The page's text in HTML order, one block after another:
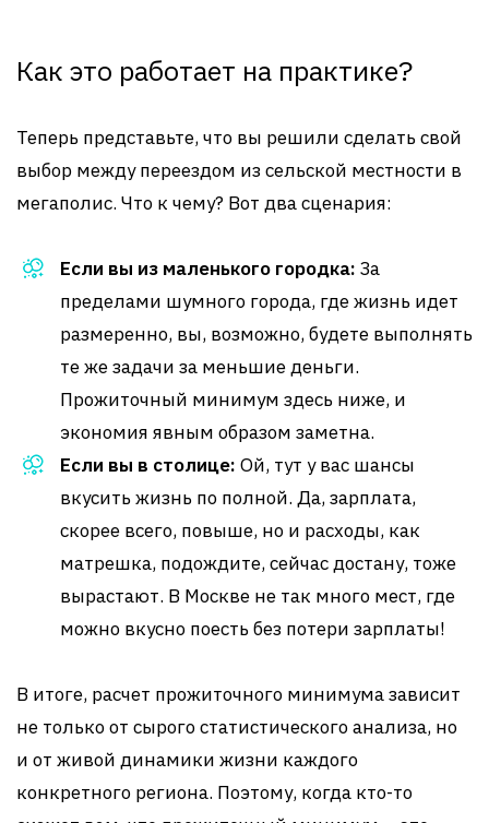
Как это работает на практике?
Теперь представьте, что вы решили сделать свой
выбор между переездом из сельской местности в
мегаполис. Что к чему? Вот два сценария:
Если вы из маленького городка: За
пределами шумного города, где жизнь идет
размеренно, вы, возможно, будете выполнять
те же задачи за меньшие деньги.
Прожиточный минимум здесь ниже, и
экономия явным образом заметна.
Если вы в столице: Ой, тут у вас шансы
вкусить жизнь по полной. Да, зарплата,
скорее всего, повыше, но и расходы, как
матрешка, подождите, сейчас достану, тоже
вырастают. В Москве не так много мест, где
можно вкусно поесть без потери зарплаты!
В итоге, расчет прожиточного минимума зависит
не только от сырого статистического анализа, но
и от живой динамики жизни каждого
конкретного региона. Поэтому, когда кто-то